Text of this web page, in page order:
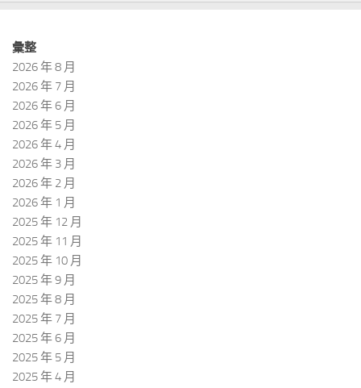
彙整
2026 年 8 月
2026 年 7 月
2026 年 6 月
2026 年 5 月
2026 年 4 月
2026 年 3 月
2026 年 2 月
2026 年 1 月
2025 年 12 月
2025 年 11 月
2025 年 10 月
2025 年 9 月
2025 年 8 月
2025 年 7 月
2025 年 6 月
2025 年 5 月
2025 年 4 月